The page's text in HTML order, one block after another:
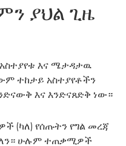
ያህል ጊዜ
እና ሜታዳታዉ
ተከታይ አስተያየቶችን
እና እንድናጸድቅ ነው።
(ካለ) የሰጡትን የግል መረጃ
ሁሉም ተጠቃሚዎች